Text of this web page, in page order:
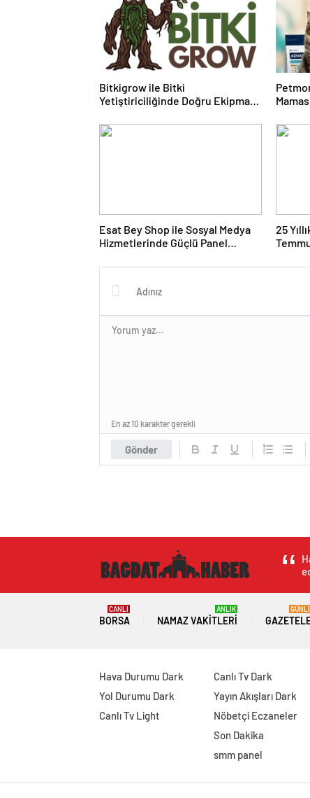
Bitkigrow ile Bitki
Yetiştiriciliğinde Doğru Ekipman
Esat Bey Shop ile Sosyal Medya
Hizmetlerinde Güçlü Panel
25
Gönder
En az 10 karakter gerekli
BORSA
CANLI
NAMAZ VAKITLERI
ANLIK
Hava Durumu Dark
Yol Durumu Dark
Canlı Tv Light
Canlı Tv Dark
Yayın Akışları Dark
Nöbetçi Eczaneler
Son Dakika
smm panel